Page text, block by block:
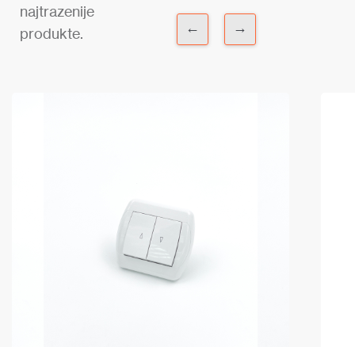
najtrazenije
produkte.
← →